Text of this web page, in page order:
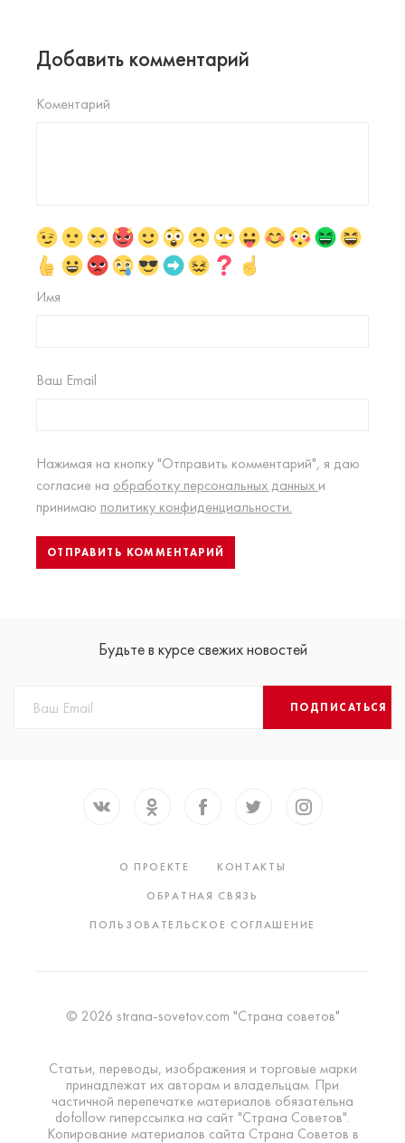
Добавить комментарий
Коментарий
Имя
Ваш Email
Нажимая на кнопку "Отправить комментарий", я даю
согласие на обработку персональных данных и
принимаю политику конфиденциальности.
Будьте в курсе свежих новостей
ПОДПИСАТЬСЯ
О ПРОЕКТЕ
КОНТАКТЫ
ОБРАТНАЯ СВЯЗЬ
ПОЛЬЗОВАТЕЛЬСКОЕ СОГЛАШЕНИЕ
© 2026 strana-sovetov.com "Страна советов"
Статьи, переводы, изображения и торговые марки
принадлежат их авторам и владельцам. При
частичной перепечатке материалов обязательна
dofollow гиперссылка на сайт "Страна Советов".
Копирование материалов сайта Страна Советов в